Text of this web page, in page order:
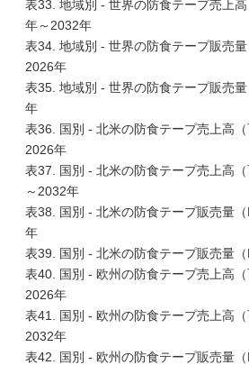
表33. 地域別 - 世界の防食テープ売上
年～2032年
表34. 地域別 - 世界の防食テープ販売
2026年
表35. 地域別 - 世界の防食テープ販売
年
表36. 国別 - 北米の防食テープ売上高
2026年
表37. 国別 - 北米の防食テープ売上高
～2032年
表38. 国別 - 北米の防食テープ販売量
年
表39. 国別 - 北米の防食テープ販売量
表40. 国別 - 欧州の防食テープ売上高
2026年
表41. 国別 - 欧州の防食テープ売上高
2032年
表42. 国別 - 欧州の防食テープ販売量